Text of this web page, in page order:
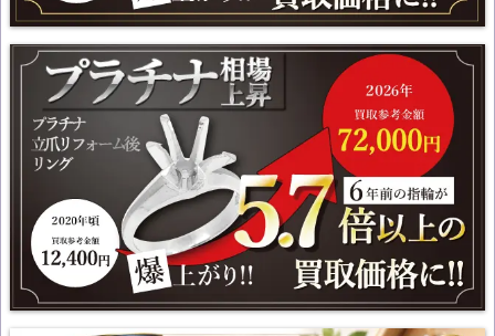
国内プラチナ相場が史上最高値更新!! 宝石付なら更にプラス査
定！！